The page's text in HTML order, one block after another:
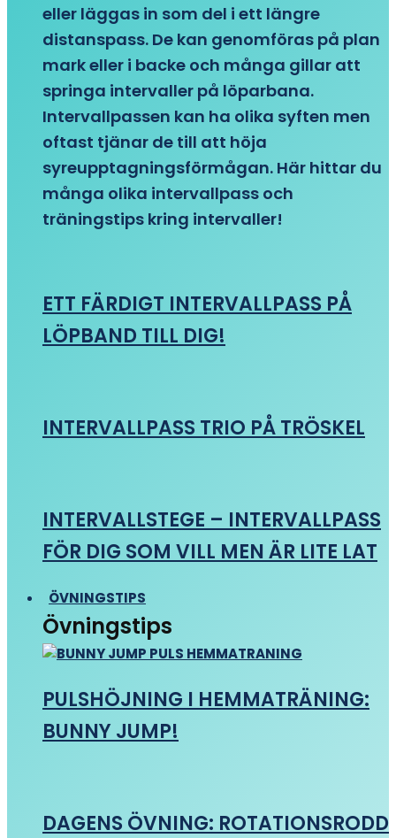
eller läggas in som del i ett längre
distanspass. De kan genomföras på plan
mark eller i backe och många gillar att
springa intervaller på löparbana.
Intervallpassen kan ha olika syften men
oftast tjänar de till att höja
syreupptagningsförmågan. Här hittar du
många olika intervallpass och
träningstips kring intervaller!
ETT FÄRDIGT INTERVALLPASS PÅ
LÖPBAND TILL DIG!
INTERVALLPASS TRIO PÅ TRÖSKEL
INTERVALLSTEGE – INTERVALLPASS
FÖR DIG SOM VILL MEN ÄR LITE LAT
ÖVNINGSTIPS
Övningstips
PULSHÖJNING I HEMMATRÄNING:
BUNNY JUMP!
DAGENS ÖVNING: ROTATIONSRODD